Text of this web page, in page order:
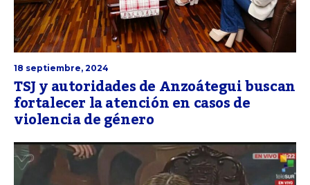
18 septiembre, 2024
TSJ y autoridades de Anzoátegui buscan
fortalecer la atención en casos de
violencia de género